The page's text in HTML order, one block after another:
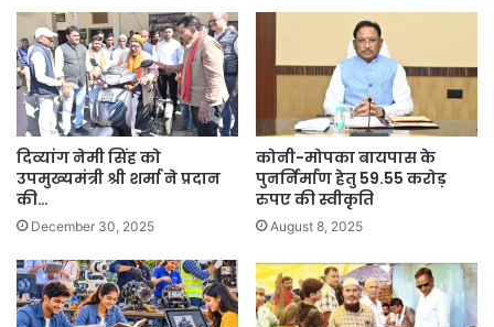
दिव्यांग नेमी सिंह को
उपमुख्यमंत्री श्री शर्मा ने प्रदान
की…
December 30, 2025
कोनी-मोपका बायपास के
पुनर्निर्माण हेतु 59.55 करोड़
रुपए की स्वीकृति
August 8, 2025